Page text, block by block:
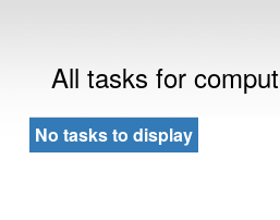
All tasks for
No tasks to display